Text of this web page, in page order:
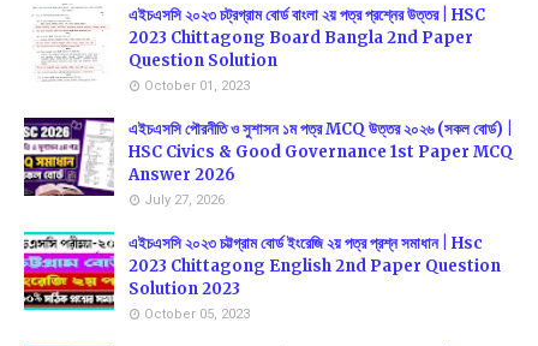
এইচএসসি ২০২৩ চট্রগ্রাম বোর্ড বাংলা ২য় পত্র প্রশ্নের উত্তর | HSC
2023 Chittagong Board Bangla 2nd Paper
Question Solution
October 01, 2023
এইচএসসি পৌরনীতি ও সুশাসন ১ম পত্র MCQ উত্তর ২০২৬ (সকল বোর্ড) |
HSC Civics & Good Governance 1st Paper MCQ
Answer 2026
July 27, 2026
এইচএসসি ২০২৩ চট্টগ্রাম বোর্ড ইংরেজি ২য় পত্র প্রশ্ন সমাধান | Hsc
2023 Chittagong English 2nd Paper Question
Solution 2023
October 05, 2023